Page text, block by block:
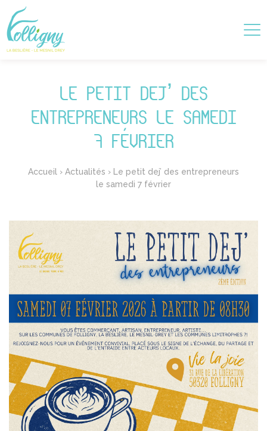
LE PETIT DEJ’ DES
ENTREPRENEURS LE SAMEDI
7 FÉVRIER
Accueil › Actualités ›
Le petit dej’ des entrepreneurs
le samedi 7 février